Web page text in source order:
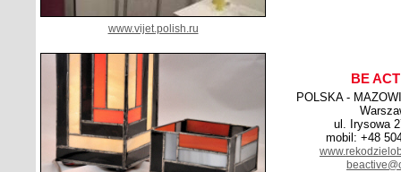
www.vijet.polish.ru
BE
POLSKA -
ul. Irysowa
mobil: +48